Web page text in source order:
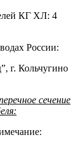
КГ ХЛ: 4
России:
г. Кольчугино
сечение